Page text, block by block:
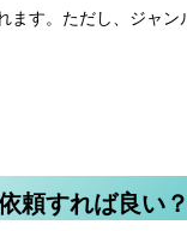
ます。ただし、ジャ
頼すれば良い